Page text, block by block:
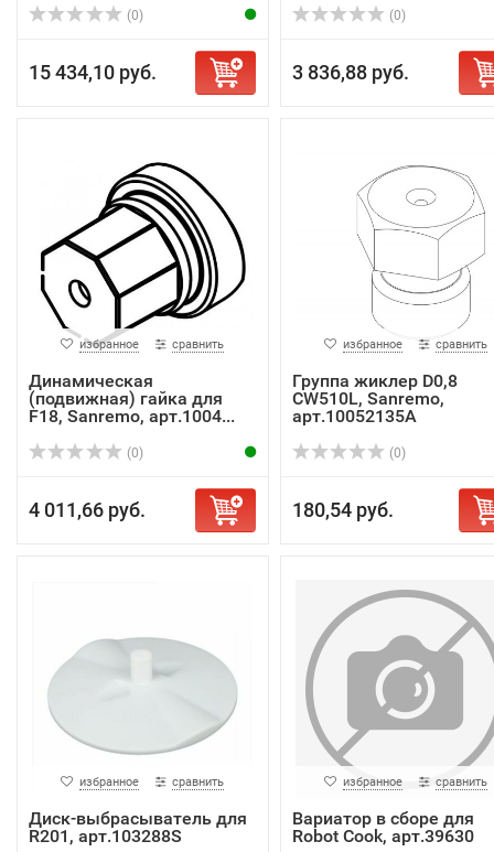
(0)
15 434,10 руб.
(0)
3 836,88 руб.
избранное сравнить
Динамическая
(подвижная) гайка для
F18, Sanremo, арт.1004...
(0)
4 011,66 руб.
избранное сравнить
Группа жиклер D0,8
CW510L, Sanremo,
арт.10052135A
(0)
180,54 руб.
избранное сравнить
Диск-выбрасыватель для
R201, арт.103288S
избранное сравнить
Вариатор в сборе для
Robot Cook, арт.39630